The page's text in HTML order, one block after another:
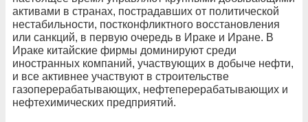
активами в странах, пострадавших от политической
нестабильности, постконфликтного восстановления
или санкций, в первую очередь в Ираке и Иране. В
Ираке китайские фирмы доминируют среди
иностранных компаний, участвующих в добыче нефти,
и все активнее участвуют в строительстве
газоперерабатывающих, нефтеперерабатывающих и
нефтехимических предприятий.